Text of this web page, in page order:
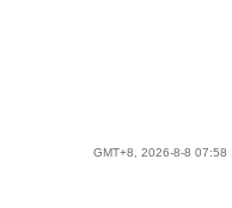
GMT+8, 2026-8-8 07:58